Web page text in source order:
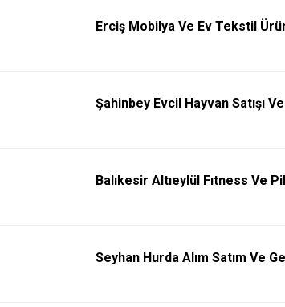
Erciş Mobilya Ve Ev Tekstil
Şahinbey Evcil Hayvan Satışı
Balıkesir Altıeylül Fıtness Ve
Seyhan Hurda Alım Satım Ve